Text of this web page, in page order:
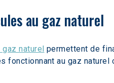
au gaz naturel
naturel permettent de
fonctionnant au gaz